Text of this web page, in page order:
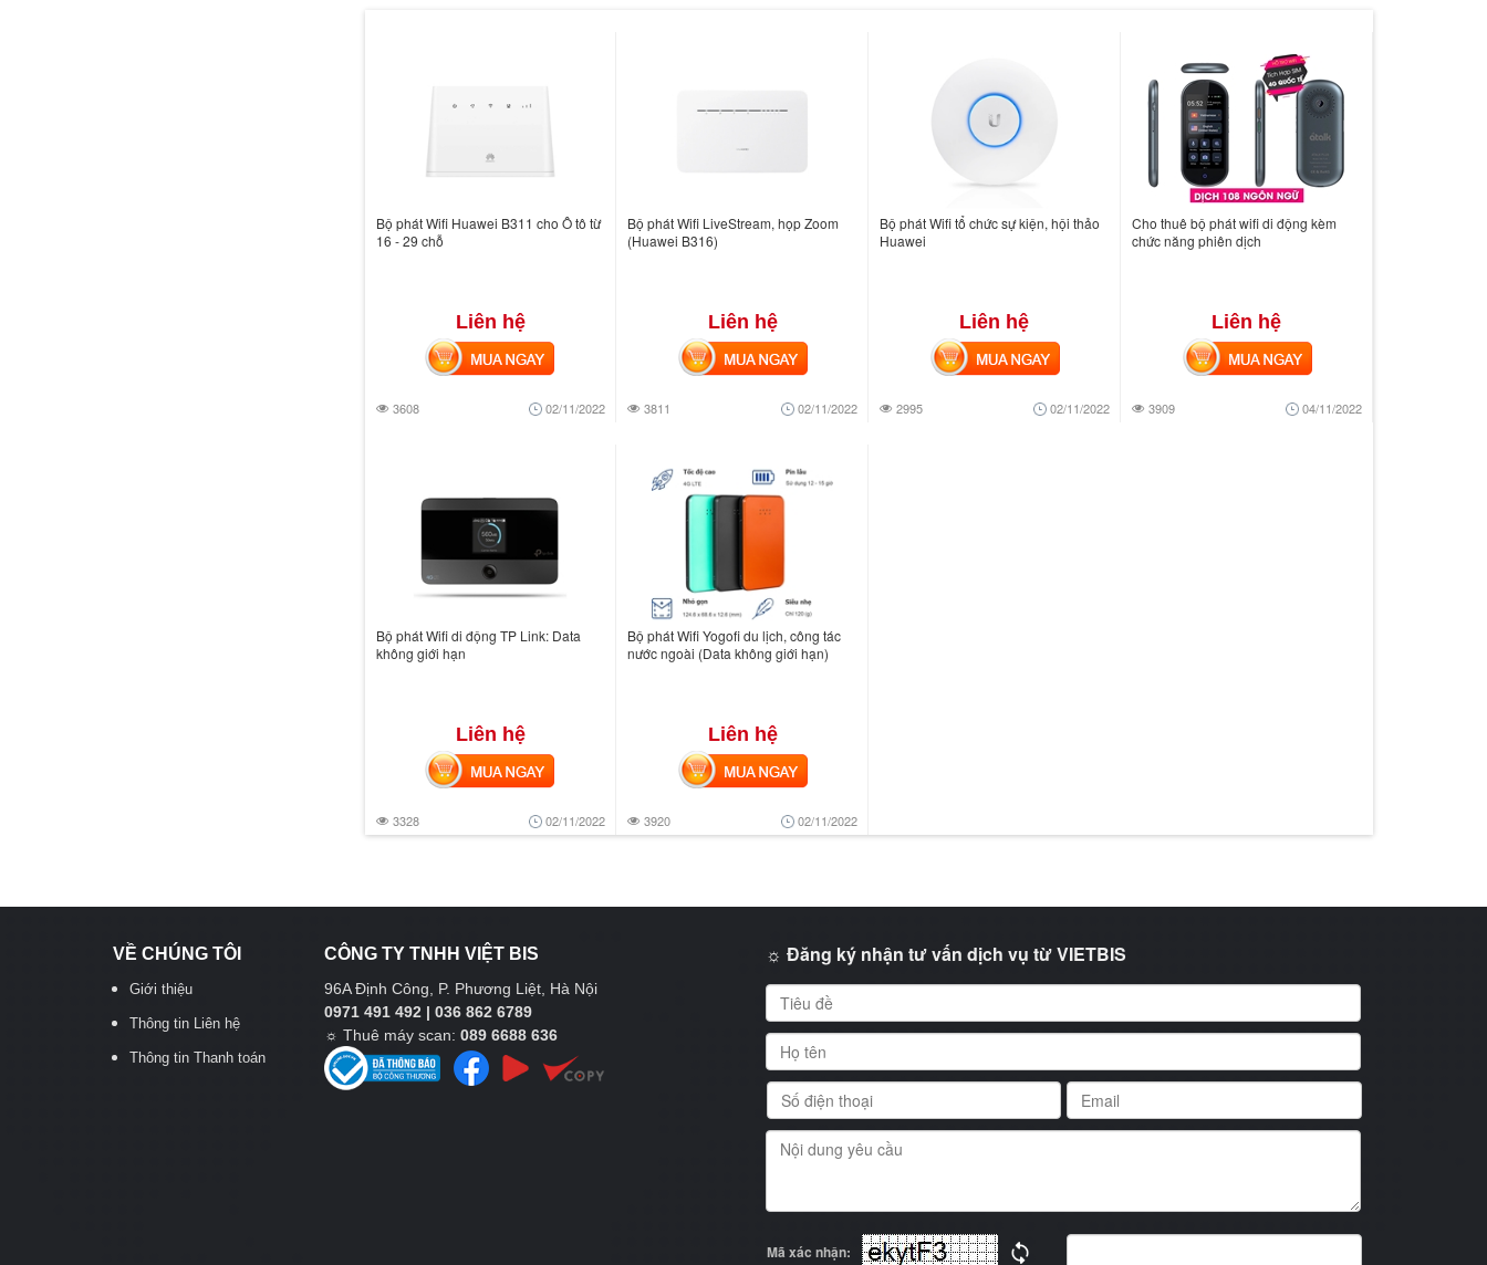
Bộ phát Wifi Huawei B311 cho Ô tô từ
16 - 29 chỗ
Liên hệ
3608 02/11/2022
MUA NGAY
Bộ phát Wifi LiveStream, họp Zoom
(Huawei B316)
Liên hệ
3811 02/11/2022
MUA NGAY
Bộ phát Wifi tổ chức sự kiện, hội thảo
Huawei
Liên hệ
2995 02/11/2022
MUA NGAY
Cho thuê bộ phát wifi di động kèm
chức năng phiên dịch
Liên hệ
3909 04/11/2022
MUA NGAY
Bộ phát Wifi di động TP Link: Data
không giới hạn
Liên hệ
3328 02/11/2022
MUA NGAY
Bộ phát Wifi Yogofi du lịch, công tác
nước ngoài (Data không giới hạn)
Liên hệ
3920 02/11/2022
MUA NGAY
VỀ CHÚNG TÔI
Giới thiệu
Thông tin Liên hệ
Thông tin Thanh toán
CÔNG TY TNHH VIỆT BIS
96A Định Công, P. Phương Liệt, Hà Nội
0971 491 492 | 036 862 6789
☼Thuê máy scan:089 6688 636
☼ Đăng ký nhận tư vấn dịch vụ từ VIETBIS
Mã xác nhận: